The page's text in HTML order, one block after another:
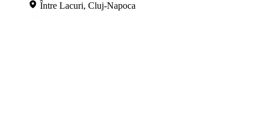
Între Lacuri, Cluj-Napoca